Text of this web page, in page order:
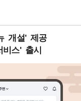
개설' 제공
스' 출시